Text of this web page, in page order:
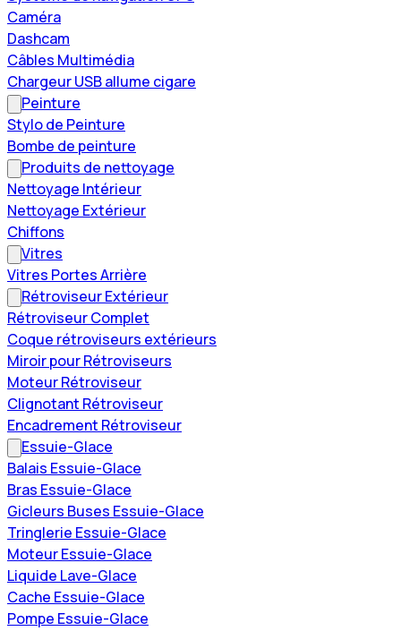
Caméra
Dashcam
Câbles Multimédia
Chargeur USB allume cigare
Peinture
Stylo de Peinture
Bombe de peinture
Produits de nettoyage
Nettoyage Intérieur
Nettoyage Extérieur
Chiffons
Vitres
Vitres Portes Arrière
Rétroviseur Extérieur
Rétroviseur Complet
Coque rétroviseurs extérieurs
Miroir pour Rétroviseurs
Moteur Rétroviseur
Clignotant Rétroviseur
Encadrement Rétroviseur
Essuie-Glace
Balais Essuie-Glace
Bras Essuie-Glace
Gicleurs Buses Essuie-Glace
Tringlerie Essuie-Glace
Moteur Essuie-Glace
Liquide Lave-Glace
Cache Essuie-Glace
Pompe Essuie-Glace